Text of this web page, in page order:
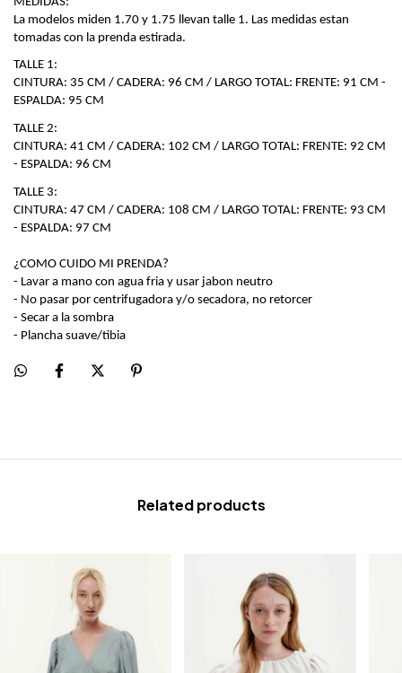
La modelos miden 1.70 y 1.75 llevan talle 1. Las medidas estan
tomadas con la prenda estirada.
TALLE 1:
CINTURA: 35 CM / CADERA: 96 CM / LARGO TOTAL: FRENTE: 91 CM -
ESPALDA: 95 CM
TALLE 2:
CINTURA: 41 CM / CADERA: 102 CM / LARGO TOTAL: FRENTE: 92 CM
- ESPALDA: 96 CM
TALLE 3:
CINTURA: 47 CM / CADERA: 108 CM / LARGO TOTAL: FRENTE: 93 CM
- ESPALDA: 97 CM
¿COMO CUIDO MI PRENDA?
- Lavar a mano con agua fria y usar jabon neutro
- No pasar por centrifugadora y/o secadora, no retorcer
- Secar a la sombra
- Plancha suave/tibia
Related products